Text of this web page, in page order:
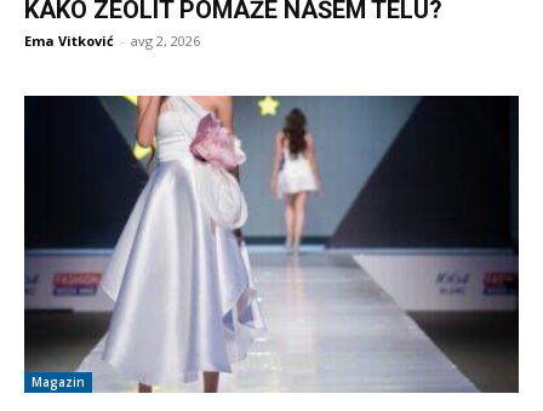
KAKO ZEOLIT POMAŽE NAŠEM TELU?
Ema Vitković - avg 2, 2026
Magazin